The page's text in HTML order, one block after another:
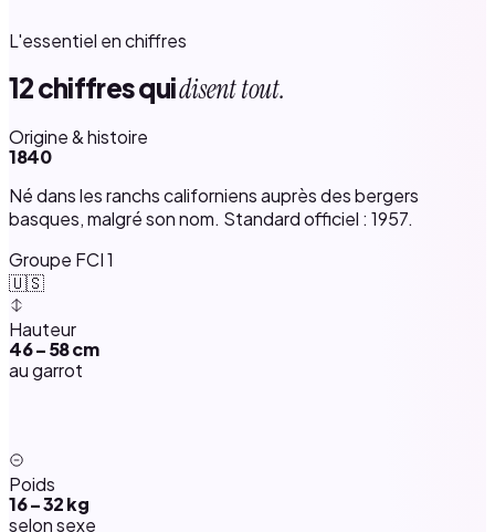
L'essentiel en chiffres
12 chiffres quidisent tout.
Origine & histoire
1840
Né dans les ranchs californiens auprès des bergers
basques, malgré son nom. Standard officiel : 1957.
Groupe FCI 1
🇺🇸
Hauteur
46 – 58 cm
au garrot
Poids
16 – 32 kg
selon sexe